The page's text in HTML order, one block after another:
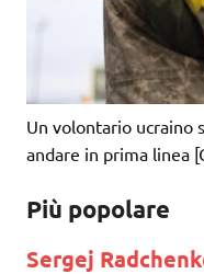
Un volontario ucraino
andare in prima linea
Più popolare
Sergej